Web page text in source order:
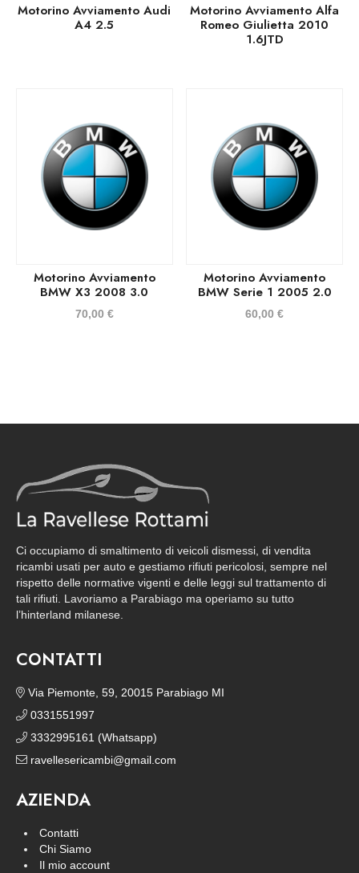
Motorino Avviamento Audi
A4 2.5
Motorino Avviamento Alfa
Romeo Giulietta 2010
1.6JTD
Motorino Avviamento
BMW X3 2008 3.0
70,00 €
Motorino Avviamento
BMW Serie 1 2005 2.0
60,00€
Ci occupiamo di smaltimento di veicoli dismessi, di vendita
ricambi usati per auto e gestiamo rifiuti pericolosi, sempre nel
rispetto delle normative vigenti e delle leggi sul trattamento di
tali rifiuti. Lavoriamo a Parabiago ma operiamo su tutto
l’hinterland milanese.
CONTATTI
Via Piemonte, 59, 20015 Parabiago MI
0331551997
3332995161 (Whatsapp)
ravellesericambi@gmail.com
AZIENDA
Contatti
Chi Siamo
Il mio account